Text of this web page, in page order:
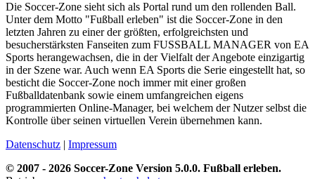
Die Soccer-Zone sieht sich als Portal rund um den rollenden Ball.
Unter dem Motto "Fußball erleben" ist die Soccer-Zone in den
letzten Jahren zu einer der größten, erfolgreichsten und
besucherstärksten Fanseiten zum FUSSBALL MANAGER von EA
Sports herangewachsen, die in der Vielfalt der Angebote einzigartig
in der Szene war. Auch wenn EA Sports die Serie eingestellt hat, so
besticht die Soccer-Zone noch immer mit einer großen
Fußballdatenbank sowie einem umfangreichen eigens
programmierten Online-Manager, bei welchem der Nutzer selbst die
Kontrolle über seinen virtuellen Verein übernehmen kann.
Datenschutz | Impressum
© 2007 - 2026 Soccer-Zone Version 5.0.0. Fußball erleben.